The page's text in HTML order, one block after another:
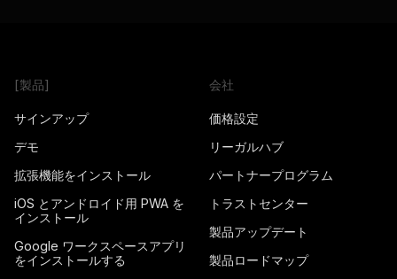
[製品]
サインアップ
デモ
拡張機能をインストール
iOS とアンドロイド用 PWA を
インストール
Google ワークスペースアプリ
をインストールする
会社
価格設定
リーガルハブ
パートナープログラム
トラストセンター
製品アップデート
製品ロードマップ